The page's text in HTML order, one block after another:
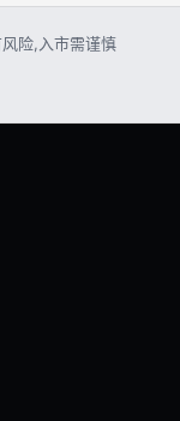
险,入市需谨慎